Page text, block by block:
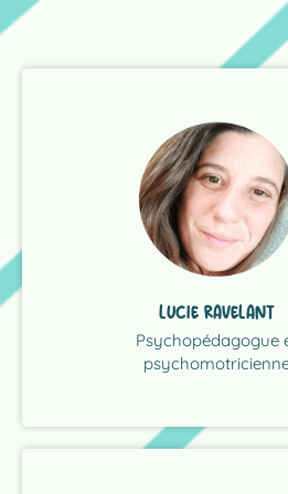
LUCIE RAVELANT
Psychopédagogue
"Je propose des séances en
qui permettent: • De dénouer
situations conflictuelles. •
force. Dans le respect des
chacun et de manière
LIRE LA PRÉSENTATION